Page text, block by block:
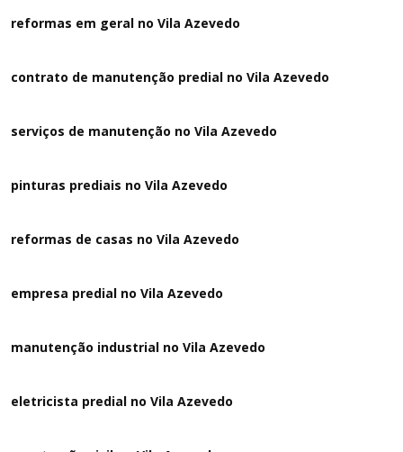
reformas em geral no Vila Azevedo
contrato de manutenção predial no Vila Azevedo
serviços de manutenção no Vila Azevedo
pinturas prediais no Vila Azevedo
reformas de casas no Vila Azevedo
empresa predial no Vila Azevedo
manutenção industrial no Vila Azevedo
eletricista predial no Vila Azevedo